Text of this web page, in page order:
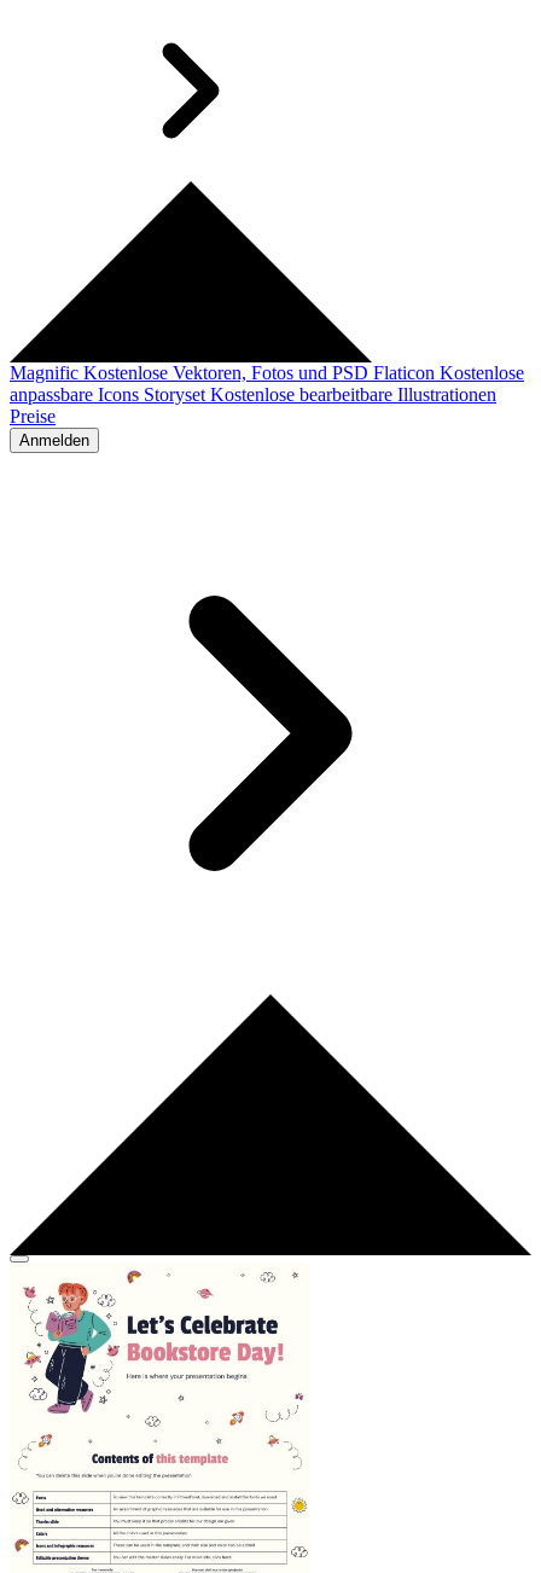
Magnific Kostenlose Vektoren, Fotos und PSD Flaticon Kostenlose
anpassbare Icons Storyset Kostenlose bearbeitbare Illustrationen
Preise
Anmelden